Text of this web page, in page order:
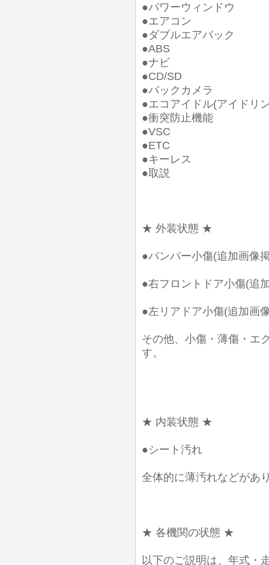
●パワーウィンドウ
●エアコン
●ダブルエアバック
●ABS
●ナビ
●CD/SD
●バックカメラ
●エコアイドル(アイドリ
●衝突防止機能
●VSC
●ETC
●キーレス
●取説
★ 外装状態 ★
●バンパー小傷(追加画像
●右フロントドア小傷(追
●左リアドア小傷(追加画
その他、小傷・薄傷・エ
す。
★ 内装状態 ★
●シート汚れ
全体的に薄汚れなどがあ
★ 各機関の状態 ★
以下のご説明は、年式・